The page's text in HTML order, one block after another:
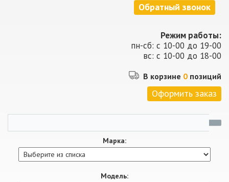
Обратный звонок
Режим работы:
пн-сб: с 10-00 до 19-00
вс: с 10-00 до 18-00
В корзине 0 позиций
Оформить заказ
Марка:
Модель: